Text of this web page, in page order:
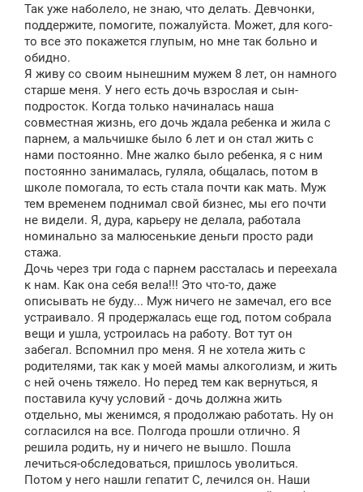
б
щ
е
н
и
Так уже наболело, не знаю, что делать. Девчонки,
поддержите, помогите, пожалуйста. Может, для кого-
то все это покажется глупым, но мне так больно и
обидно.
Я живу со своим нынешним мужем 8 лет, он намного
старше меня. У него есть дочь взрослая и сын-
подросток. Когда только начиналась наша
совместная жизнь, его дочь ждала ребенка и жила с
парнем, а мальчишке было 6 лет и он стал жить с
нами постоянно. Мне жалко было ребенка, я с ним
постоянно занималась, гуляла, общалась, потом в
школе помогала, то есть стала почти как мать. Муж
тем временем поднимал свой бизнес, мы его почти
не видели. Я, дура, карьеру не делала, работала
номинально за малюсенькие деньги просто ради
стажа.
Дочь через три года с парнем рассталась и переехала
к нам. Как она себя вела!!! Это что-то, даже
описывать не буду... Муж ничего не замечал, его все
устраивало. Я продержалась еще год, потом собрала
вещи и ушла, устроилась на работу. Вот тут он
забегал. Вспомнил про меня. Я не хотела жить с
родителями, так как у моей мамы алкоголизм, и жить
с ней очень тяжело. Но перед тем как вернуться, я
поставила кучу условий - дочь должна жить
отдельно, мы женимся, я продолжаю работать. Ну он
согласился на все. Полгода прошли отлично. Я
решила родить, ну и ничего не вышло. Пошла
лечиться-обследоваться, пришлось уволиться.
Потом у него нашли гепатит С, лечился он. Наши